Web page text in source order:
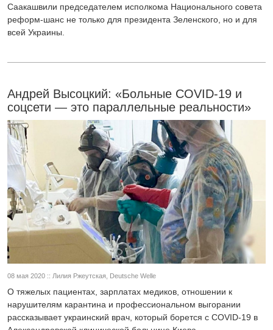
Саакашвили председателем исполкома Национального совета
реформ-шанс не только для президента Зеленского, но и для
всей Украины.
Андрей Высоцкий: «Больные COVID-19 и
соцсети — это параллельные реальности»
08 мая 2020 :: Лилия Ржеутская, Deutsche Welle
О тяжелых пациентах, зарплатах медиков, отношении к
нарушителям карантина и профессиональном выгорании
рассказывает украинский врач, который борется с COVID-19 в